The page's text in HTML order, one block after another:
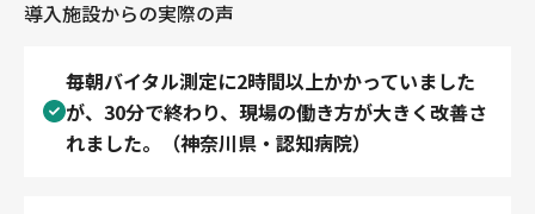
導入施設からの実際の声
毎朝バイタル測定に2時間以上かかっていました
が、30分で終わり、現場の働き方が大きく改善さ
れました。（神奈川県・認知病院）